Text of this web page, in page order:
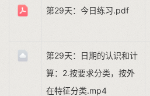
第29天：今日练习.pdf
第29天：日期的认识和计
算：2.按要求分类，按外
在特征分类.mp4